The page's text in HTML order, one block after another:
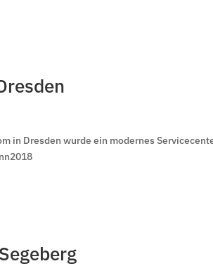
in Dresden wurde ein modernes